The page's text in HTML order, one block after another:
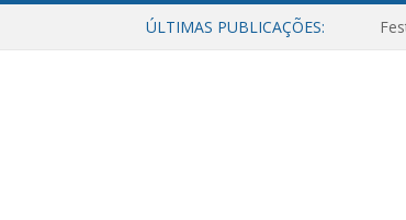
ÚLTIMAS PUBLICAÇÕES: